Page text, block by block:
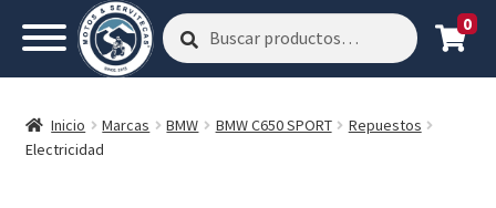
Buscar
por:
Buscar 0
Inicio Marcas BMW BMW C650 SPORT
Repuestos
Electricidad